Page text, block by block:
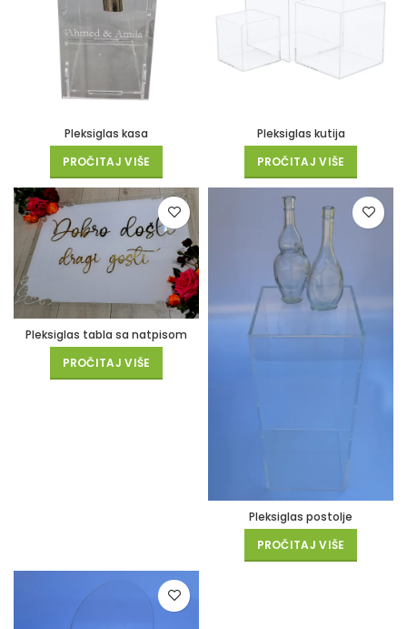
Pleksiglas kasa
PROČITAJ VIŠE
Pleksiglas kutija
PROČITAJ VIŠE
Pleksiglas tabla sa natpisom
PROČITAJ VIŠE
Pleksiglas postolje
PROČITAJ VIŠE